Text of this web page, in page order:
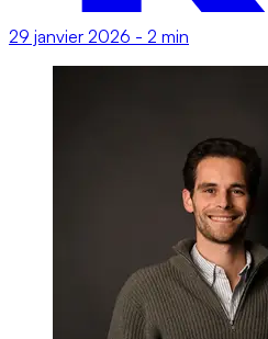
29 janvier 2026 - 2 min